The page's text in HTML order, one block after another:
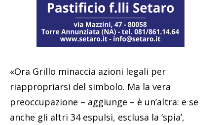
«Ora Grillo minaccia azioni legali per
riappropriarsi del simbolo. Ma la vera
preoccupazione – aggiunge – è un’altra: e se
anche gli altri 34 espulsi, esclusa la ‘spia’,